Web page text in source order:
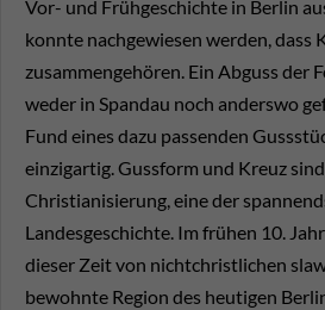
Vor- und Frühgeschichte in Berlin
konnte nachgewiesen werden, dass
zusammengehören. Ein Abguss der
weder in Spandau noch anderswo
Fund eines dazu passenden
einzigartig. Gussform und Kreuz
Christianisierung, eine der
Landesgeschichte. Im frühen 10.
dieser Zeit von nichtchristlichen
bewohnte Region des heutigen